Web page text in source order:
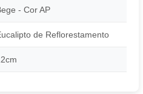
- Cor AP
de Reflorestamento